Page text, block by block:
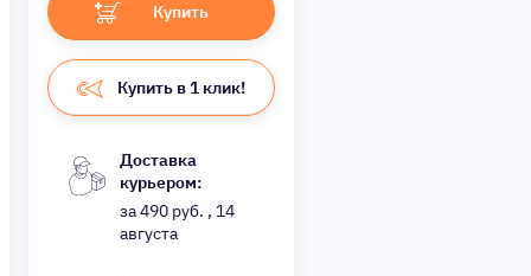
Купить
Купить в 1 клик!
Доставка
курьером:
за 490 руб. , 14
августа